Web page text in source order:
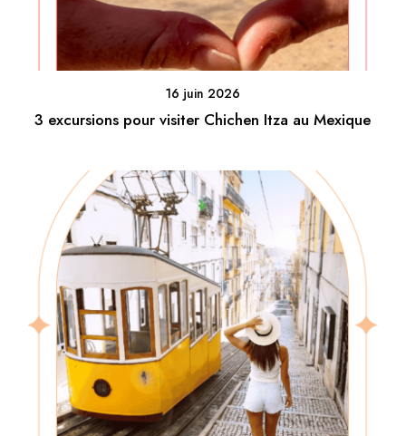
16 juin 2026
3 excursions pour visiter Chichen Itza au Mexique